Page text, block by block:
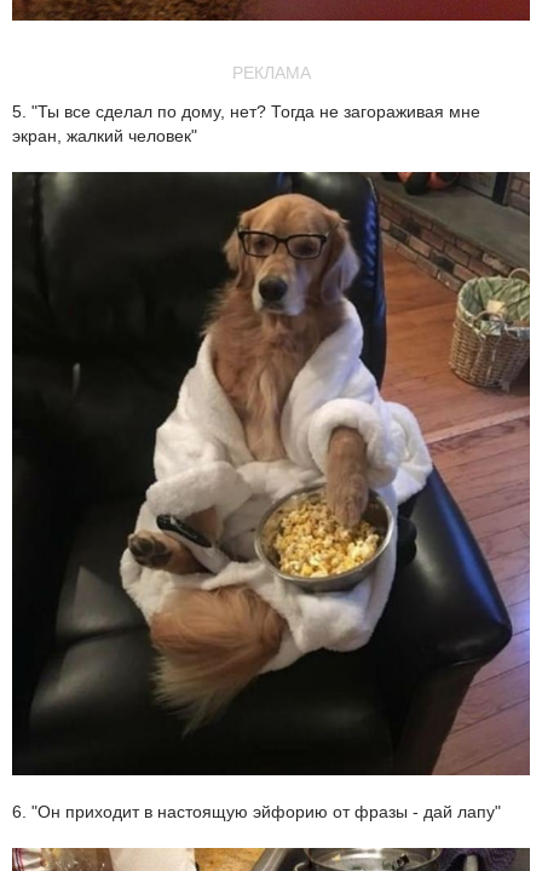
РЕКЛАМА
5. "Ты все сделал по дому, нет? Тогда не загораживая мне
экран, жалкий человек"
6. "Он приходит в настоящую эйфорию от фразы - дай лапу"